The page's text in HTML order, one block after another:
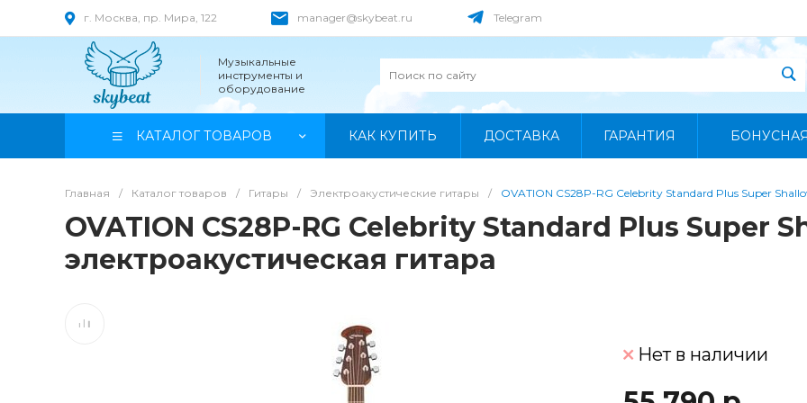
г. Москва, пр. Мира, 122 manager@skybeat.ru Telegram
Музыкальные
инструменты и
оборудование
КАТАЛОГ ТОВАРОВ КАК КУПИТЬ ДОСТАВКА ГАРАНТИЯ
Главная / Каталог товаров / Гитары / Электроакустические гитары / OVATION CS28P-RG Celebrity Standard Plus Super
OVATION CS28P-RG Celebrity Standard Plus Super
электроакустическая гитара
Нет в наличии